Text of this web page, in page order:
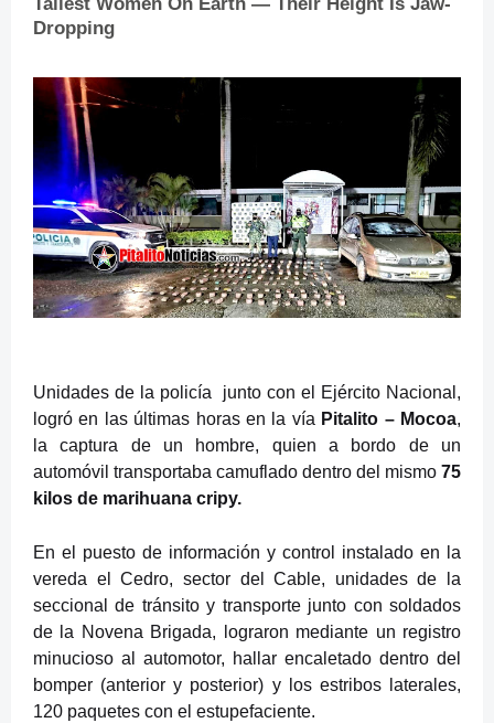
Unidades de la policía
junto con el Ejército Nacional,
logró en las últimas horas en la vía Pitalito – Mocoa,
la captura de un hombre, quien a bordo de un
automóvil transportaba camuflado dentro del mismo 75
kilos de marihuana cripy.
En el puesto de información y control instalado en la
vereda el Cedro, sector del Cable, unidades de la
seccional de tránsito y transporte junto con soldados
de la Novena Brigada, lograron mediante un registro
minucioso al automotor, hallar encaletado dentro del
bomper (anterior y posterior) y los estribos laterales,
120 paquetes con el estupefaciente.